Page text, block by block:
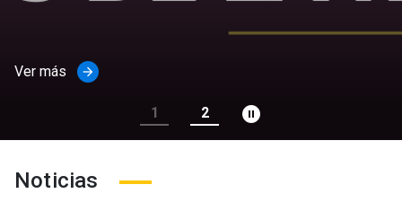
Ver más arrow_forward
1 2 pause_circle_filled
Noticias